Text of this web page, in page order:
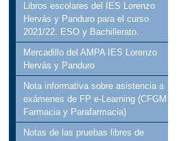
Libros escolares del IES Lorenzo
Hervás y Panduro para el curso
2021/22. ESO y Bachillerato.
Mercadillo del AMPA IES Lorenzo
Hervás y Panduro
Nota informativa sobre asistencia a
exámenes de FP e-Learning (CFGM
Farmacia y Parafarmacia)
Notas de las pruebas libres de